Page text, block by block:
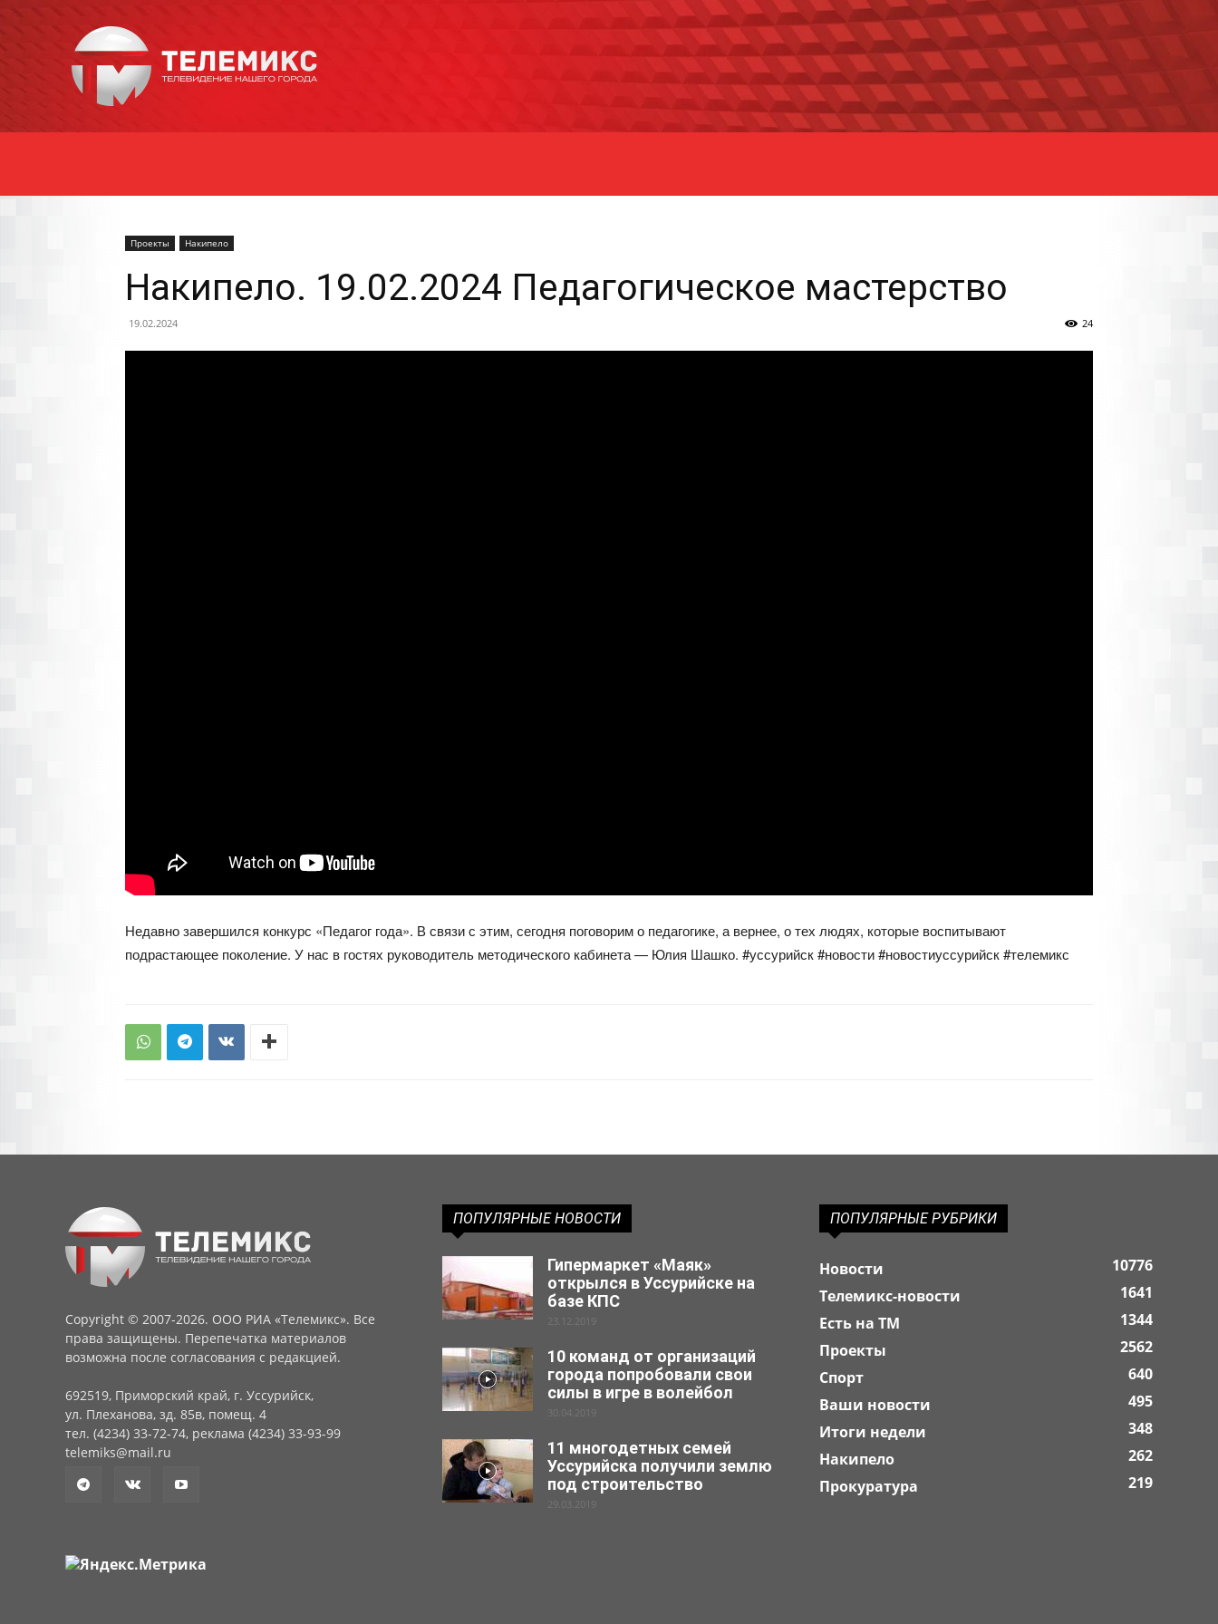
Уссурийска
Проекты Накипело
Накипело. 19.02.2024 Педагогическое мастерство
19.02.2024 24
Недавно завершился конкурс «Педагог года». В связи с этим, сегодня поговорим о педагогике, а вернее, о тех людях, которые воспитывают
подрастающее поколение. У нас в гостях руководитель методического кабинета — Юлия Шашко. #уссурийск #новости #новостиуссурийск #телемикс
Copyright © 2007-2026. ООО РИА «Телемикс». Все
права защищены. Перепечатка материалов
возможна после согласования с редакцией.
692519, Приморский край, г. Уссурийск,
ул. Плеханова, зд. 85в, помещ. 4
тел. (4234) 33-72-74, реклама (4234) 33-93-99
telemiks@mail.ru
ПОПУЛЯРНЫЕ НОВОСТИ
Гипермаркет «Маяк»
открылся в Уссурийске на
базе КПС
23.12.2019
10 команд от организаций
города попробовали свои
силы в игре в волейбол
30.04.2019
11 многодетных семей
Уссурийска получили землю
под строительство
29.03.2019
ПОПУЛЯРНЫЕ РУБРИКИ
Новости
10776
Телемикс-новости
1641
Есть на ТМ
1344
Проекты
2562
Спорт
640
Ваши новости
495
Итоги недели
348
Накипело
262
Прокуратура
219